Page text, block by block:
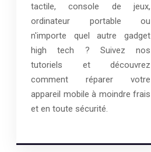
tactile, console de jeux,
ordinateur portable ou
n'importe quel autre gadget
high tech ? Suivez nos
tutoriels et découvrez
comment réparer votre
appareil mobile à moindre frais
et en toute sécurité.